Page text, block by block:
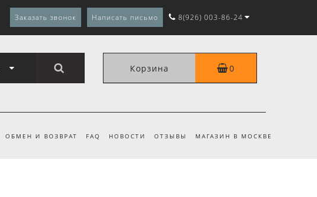
Заказать звонок Написать письмо 8(926) 003-86-24
Корзина 0
ОБМЕН И ВОЗВРАТ FAQ НОВОСТИ ОТЗЫВЫ МАГАЗИН В МОСКВЕ